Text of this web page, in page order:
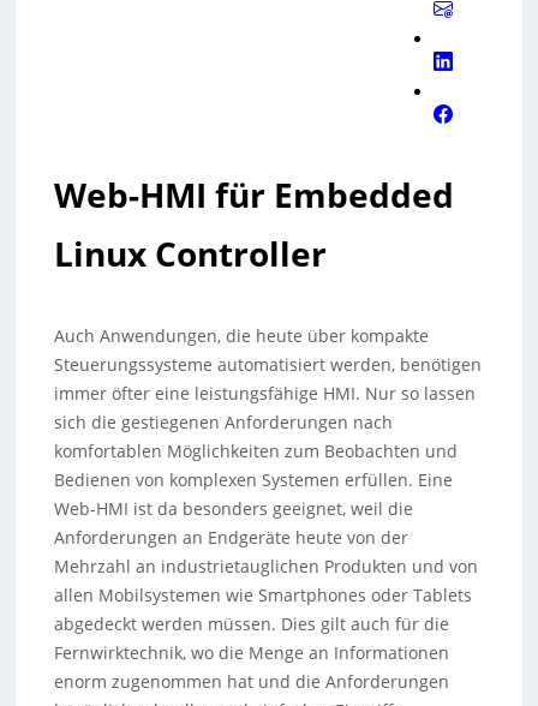
Web-HMI für Embedded
Linux Controller
Auch Anwendungen, die heute über kompakte
Steuerungssysteme automatisiert werden, benötigen
immer öfter eine leistungsfähige HMI. Nur so lassen
sich die gestiegenen Anforderungen nach
komfortablen Möglichkeiten zum Beobachten und
Bedienen von komplexen Systemen erfüllen. Eine
Web-HMI ist da besonders geeignet, weil die
Anforderungen an Endgeräte heute von der
Mehrzahl an industrietauglichen Produkten und von
allen Mobilsystemen wie Smartphones oder Tablets
abgedeckt werden müssen. Dies gilt auch für die
Fernwirktechnik, wo die Menge an Informationen
enorm zugenommen hat und die Anforderungen